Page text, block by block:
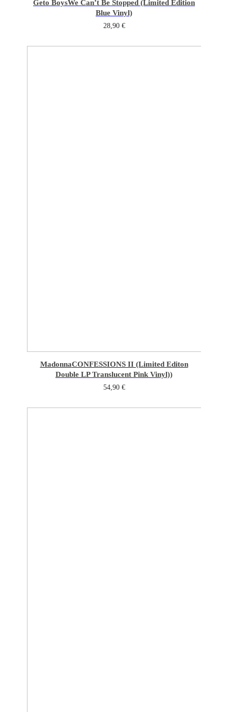
Geto BoysWe Can’t Be Stopped (Limited Edition
Blue Vinyl)
28,90 €
MadonnaCONFESSIONS II (Limited Editon
Double LP Translucent Pink Vinyl))
54,90 €